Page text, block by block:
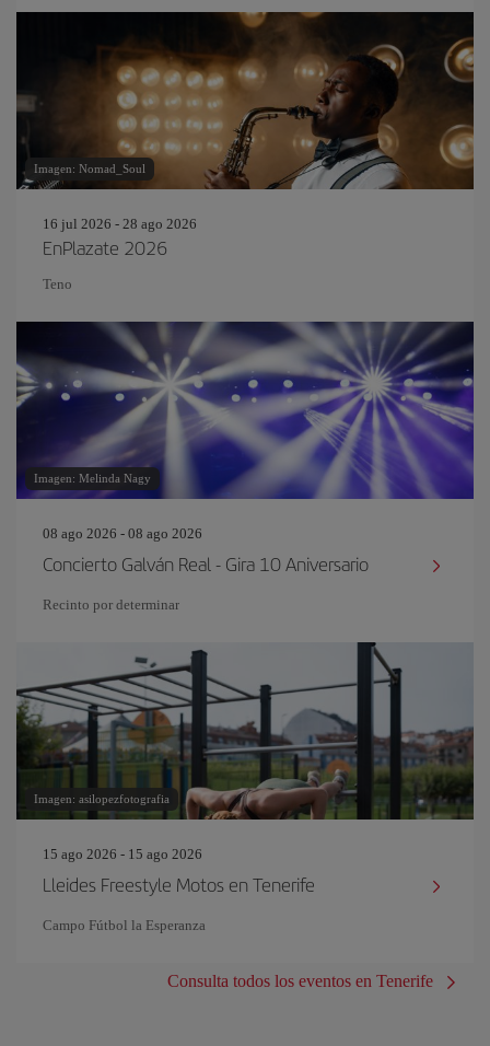
Imagen: Nomad_Soul
16 jul 2026 - 28 ago 2026
EnPlazate 2026
Teno
Imagen: Melinda Nagy
08 ago 2026 - 08 ago 2026
Concierto Galván Real - Gira 10 Aniversario
Recinto por determinar
Imagen: asilopezfotografia
15 ago 2026 - 15 ago 2026
Lleides Freestyle Motos en Tenerife
Campo Fútbol la Esperanza
Consulta todos los eventos en Tenerife